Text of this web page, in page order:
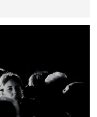
很抱歉」，但仍堅稱女